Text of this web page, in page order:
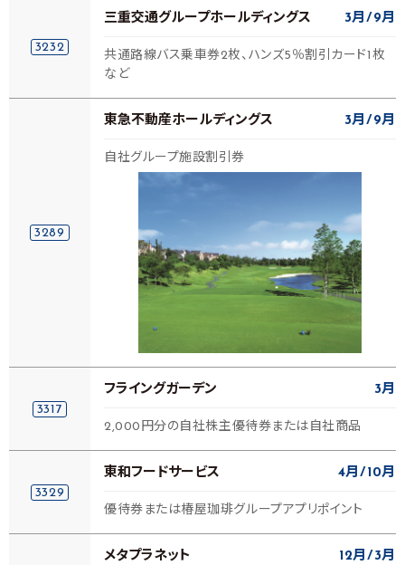
3232
三重交通グループホールディングス 3月 9月
共通路線バス乗車券2枚、ハンズ5％割引カード1枚
など
3289
東急不動産ホールディングス 3月 9月
自社グループ施設割引券
3317
フライングガーデン 3月
2,000円分の自社株主優待券または自社商品
3329
東和フードサービス 4月 10月
優待券または椿屋珈琲グループアプリポイント
メタプラネット 12月
3月